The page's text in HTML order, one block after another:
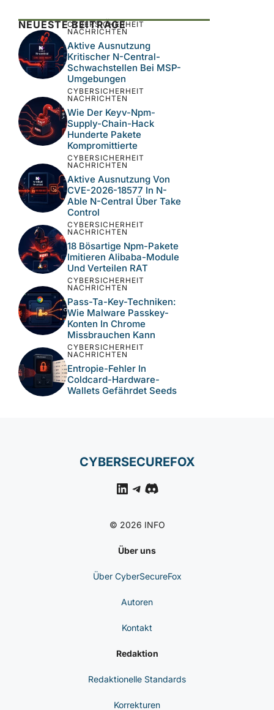
Diese Website verwendet Akismet, um Spam
zu reduzieren.Erfahre, wie deine
Kommentardaten verarbeitet werden.
NEUESTE BEITRÄGE
CYBERSICHERHEIT
NACHRICHTEN
Aktive Ausnutzung
Kritischer N-Central-
Schwachstellen Bei MSP-
Umgebungen
CYBERSICHERHEIT
NACHRICHTEN
Wie Der Keyv-Npm-
Supply-Chain-Hack
Hunderte Pakete
Kompromittierte
CYBERSICHERHEIT
NACHRICHTEN
Aktive Ausnutzung Von
CVE-2026-18577 In N-
Able N-Central Über Take
Control
CYBERSICHERHEIT
NACHRICHTEN
18 Bösartige Npm-Pakete
Imitieren Alibaba-Module
Und Verteilen RAT
CYBERSICHERHEIT
CYBERSICHERHEIT
NACHRICHTEN
Coldcard-Hardware-
CYBERSECUREFOX
LinkedIn
Telegram
Discord
© 2026 INFO
Über uns
Über CyberSecureFox